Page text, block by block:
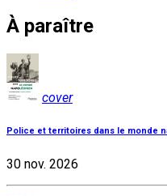
À paraître
cover
Police et territoires dans le monde
30 nov. 2026